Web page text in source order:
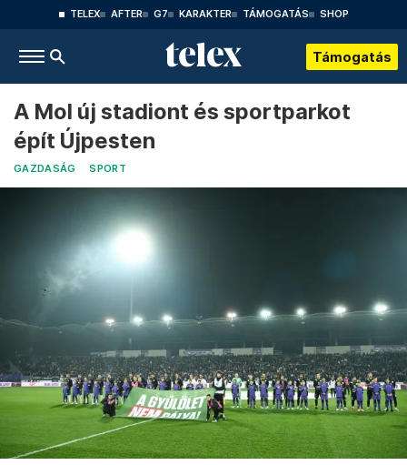
TELEX AFTER G7 KARAKTER TÁMOGATÁS SHOP
Támogatás
A Mol új stadiont és sportparkot
épít Újpesten
GAZDASÁG SPORT